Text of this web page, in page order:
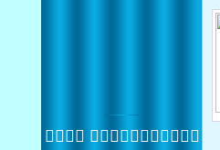
 